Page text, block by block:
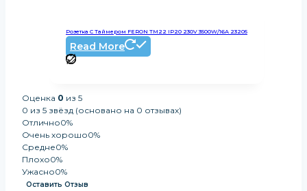
Розетка С Таймером FERON TM22 IP20 230V 3500W/16А 23205
Read More
Оценка 0 из 5
0 из 5 звёзд (основано на 0 отзывах)
Отлично0%
Очень хорошо0%
Средне0%
Плохо0%
Ужасно0%
Оставить Отзыв